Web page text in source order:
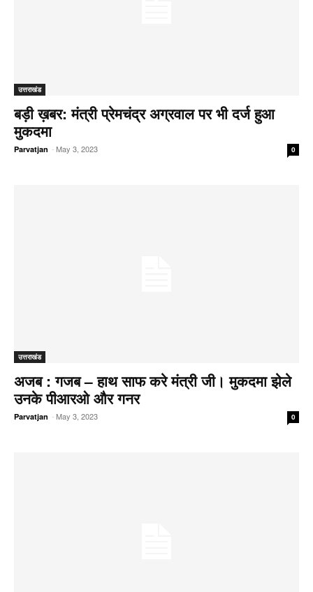
उत्तराखंड
बड़ी ख़बर: मंत्री प्रेमचंद्र अग्रवाल पर भी दर्ज हुआ
मुकदमा
Parvatjan -May 3, 2023 0
उत्तराखंड
अजब : गजब – हाथ साफ करे मंत्री जी। मुकदमा झेले
उनके पीआरओ और गनर
Parvatjan -May 3, 2023 0